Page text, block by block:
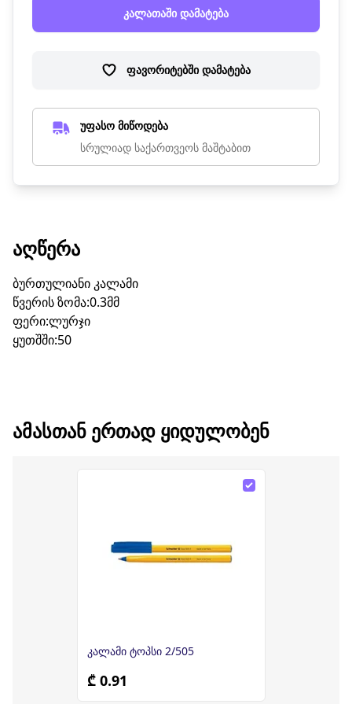
კალათაში დამატება
ფავორიტებში დამატება
უფასო მიწოდება
სრულიად საქართვეოს მაშტაბით
ᲐᲦᲬᲔᲠᲐ
ბურთულიანი კალამი
წვერის ზომა:0.3მმ
ფერი:ლურჯი
ყუთშში:50
ᲐᲛᲐᲡᲗᲐᲜ ᲔᲠᲗᲐᲓ ᲧᲘᲓᲣᲚᲝᲑᲔᲜ
კალამი ტოპსი 2/505
₾ 0.91